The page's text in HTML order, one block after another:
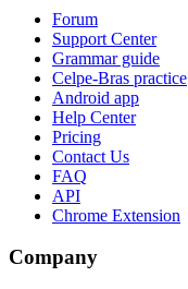
Forum
Support Center
Grammar guide
Celpe-Bras practice
Android app
Help Center
Pricing
Contact Us
FAQ
API
Chrome Extension
Company